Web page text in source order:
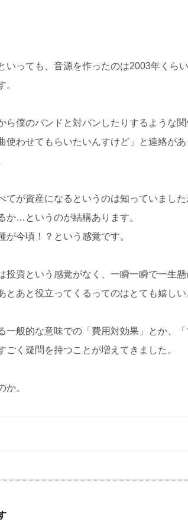
いっても、音源を作ったのは2003年くら
。
ら僕のバンドと対バンしたりするような
使わせてもらいたいんすけど」と連絡が
てが資産になるというのは知っていまし
か…というのが結構あります。
が今頃！？という感覚です。
投資という感覚がなく、一瞬一瞬で一生
とあと役立ってくるってのはとても嬉しい
一般的な意味での「費用対効果」とか、
ごく疑問を持つことが増えてきました。
か。